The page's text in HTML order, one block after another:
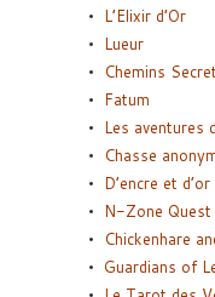
L’Elixir d’Or
Lueur
Chemins
Fatum
Les aventures
Chasse
D’encre et d’or
N-Zone Quest
Chickenhare
Guardians of